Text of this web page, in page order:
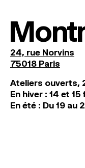
24, rue Norvins
75018 Paris
Ateliers ouverts,
En hiver : 14 et
En été : Du 19 au